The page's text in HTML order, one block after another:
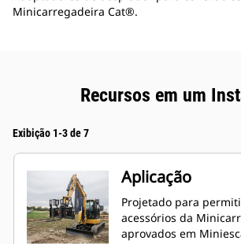
Minicarregadeira Cat®.
Recursos em um
Exibição 1-3 de 7
Aplicação
Projetado para
acessórios da
aprovados em